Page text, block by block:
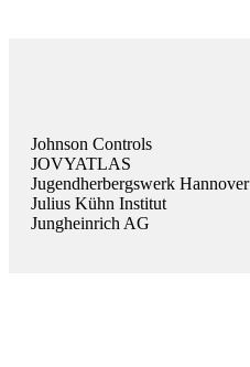
Johnson Controls
JOVYATLAS
Jugendherbergswerk Hannover
Julius Kühn Institut
Jungheinrich AG